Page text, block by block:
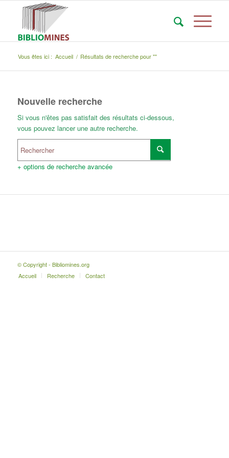
Vous êtes ici : Accueil / Résultats de recherche pour ""
Nouvelle recherche
Si vous n'êtes pas satisfait des résultats ci-dessous,
vous pouvez lancer une autre recherche.
+ options de recherche avancée
© Copyright - Bibliomines.org
Accueil
Recherche Contact